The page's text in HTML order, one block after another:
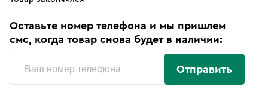
Оставьте номер телефона и мы пришлем
смс, когда товар снова будет в наличии:
Отправить